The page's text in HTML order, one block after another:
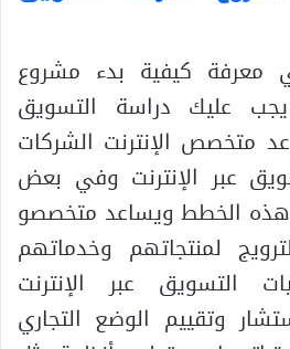
معرفة كيفية بدء مشروع
عليك دراسة التسويق
متخصص الإنترنت الشركات
عبر الإنترنت وفي بعض
هذه الخطط ويساعد متخصصو
لمنتجاتهم وخدماتهم
التسويق عبر الإنترنت
وتقييم الوضع التجاري